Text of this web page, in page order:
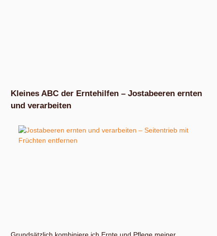
Kleines ABC der Erntehilfen – Jostabeeren ernten
und verarbeiten
Grundsätzlich kombiniere ich Ernte und Pflege meiner